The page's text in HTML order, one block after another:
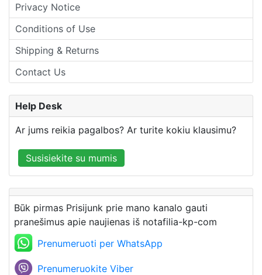
Privacy Notice
Conditions of Use
Shipping & Returns
Contact Us
Help Desk
Ar jums reikia pagalbos? Ar turite kokiu klausimu?
Susisiekite su mumis
Būk pirmas Prisijunk prie mano kanalo gauti
pranešimus apie naujienas iš notafilia-kp-com
Prenumeruoti per WhatsApp
Prenumeruokite Viber